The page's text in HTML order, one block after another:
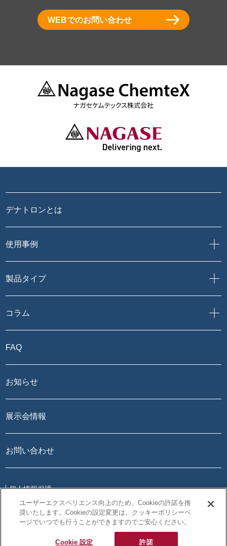
WEBでのお問い合わせ
デナトロンとは
使用事例
製品タイプ
コラム
FAQ
お知らせ
展示会情報
お問い合わせ
個人情報保護
プライバシーポリシー
このサイトについて
NAGASEグループサイト
ユーザーエクスペリエンス向上のため、Cookieの許諾を推
奨いたします。Cookieの設定変更は、クッキーポリシーペ
ージでいつでも行うことができますのでご安心ください。
Cookie 設定 許諾